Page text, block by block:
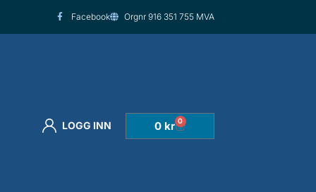
Facebook Orgnr 916 351 755 MVA
LOGG INN 0 kr 0
Handlekurv